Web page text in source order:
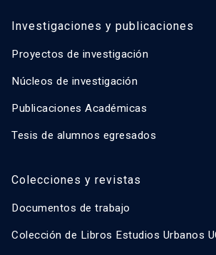
Investigaciones y publicaciones
Proyectos de investigación
Núcleos de investigación
Publicaciones Académicas
Tesis de alumnos egresados
Colecciones y revistas
Documentos de trabajo
Colección de Libros Estudios Urbanos